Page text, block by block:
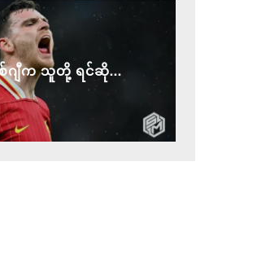
ျီက သူတို့ ရင်ဆို...